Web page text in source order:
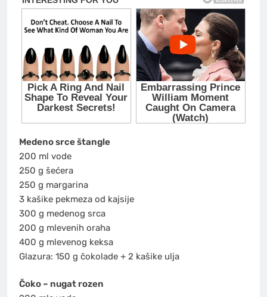
Medeno srce štangle
200 ml vode
250 g šećera
250 g margarina
3 kašike pekmeza od kajsije
300 g medenog srca
200 g mlevenih oraha
400 g mlevenog keksa
Glazura: 150 g čokolade + 2 kašike ulja
Čoko – nugat rozen